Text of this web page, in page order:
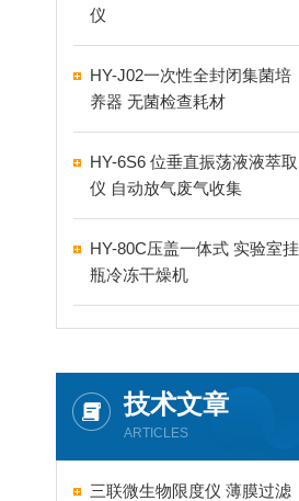
仪
HY-J02一次性全封闭集菌培
养器 无菌检查耗材
HY-6S6 位垂直振荡液液萃取
仪 自动放气废气收集
HY-80C压盖一体式 实验室挂
瓶冷冻干燥机
技术文章
ARTICLES
三联微生物限度仪 薄膜过滤